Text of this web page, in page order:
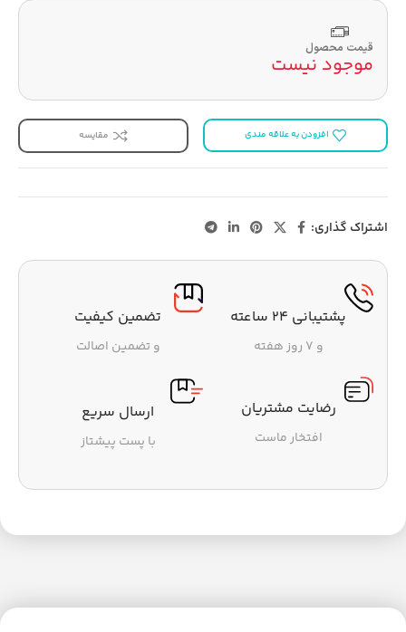
قیمت محصول
موجود نیست
افزودن به علاقه مندی مقایسه
اشتراک گذاری:
پشتیبانی ۲۴ ساعته
و ۷ روز هفته
تضمین کیفیت
و تضمین اصالت
رضایت مشتریان
افتخار ماست
ارسال سریع
با پست پیشتاز